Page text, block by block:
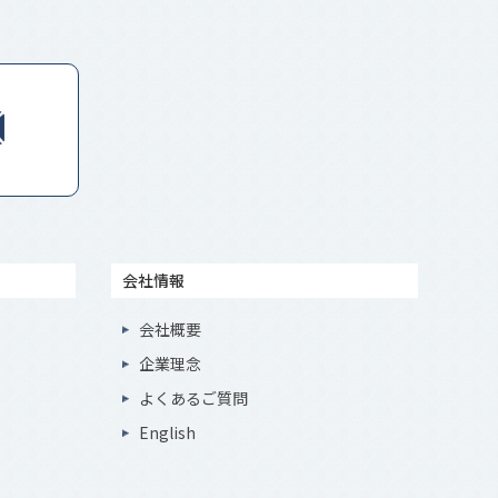
会社情報
会社概要
企業理念
よくあるご質問
English